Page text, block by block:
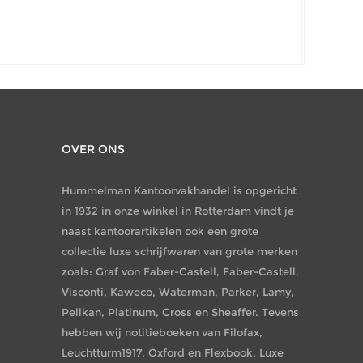
OVER ONS
Hummelman Kantoorvakhandel is opgericht
in 1932 in onze winkel in Rotterdam vindt je
naast kantoorartikelen ook een grote
collectie luxe schrijfwaren van grote merken
zoals: Graf von Faber-Castell, Faber-Castell,
Visconti, Kaweco, Waterman, Parker, Lamy,
Pelikan, Platinum, Cross en Sheaffer. Tevens
hebben wij notitieboeken van Filofax,
Leuchtturm1917, Oxford en Flexbook. Luxe